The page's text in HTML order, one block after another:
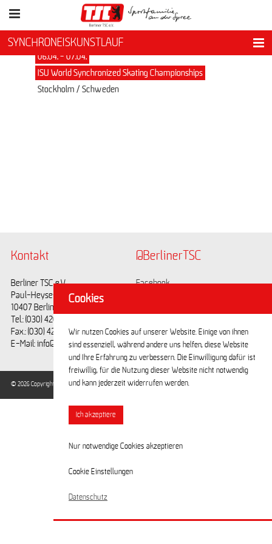
SYNCHRONEISKUNSTLAUF
06.04. - 07.04.
ISU World Synchronized Skating Championships
Stockholm / Schweden
Kontakt
Berliner TSC e.V.
Paul-Heyse-Straße 25
10407 Berlin
Tel.: (030) 42028593
Fax.: (030) 42028594
E-Mail: info@berlinertsc.de
@BerlinerTSC
Facebook
© 2026 Copyright Berliner Turn- und Sportclub e.V. / Alle Rechte vorbehalten.
Cookies
Wir nutzen Cookies auf unserer Website. Einige von ihnen
sind essenziell, während andere uns helfen, diese Website
und Ihre Erfahrung zu verbessern. Die Einwilligung dafür ist
freiwillig, für die Nutzung dieser Website nicht notwendig
und kann jederzeit widerrufen werden.
Ich akzeptiere
Nur notwendige Cookies akzeptieren
Cookie Einstellungen
Datenschutz